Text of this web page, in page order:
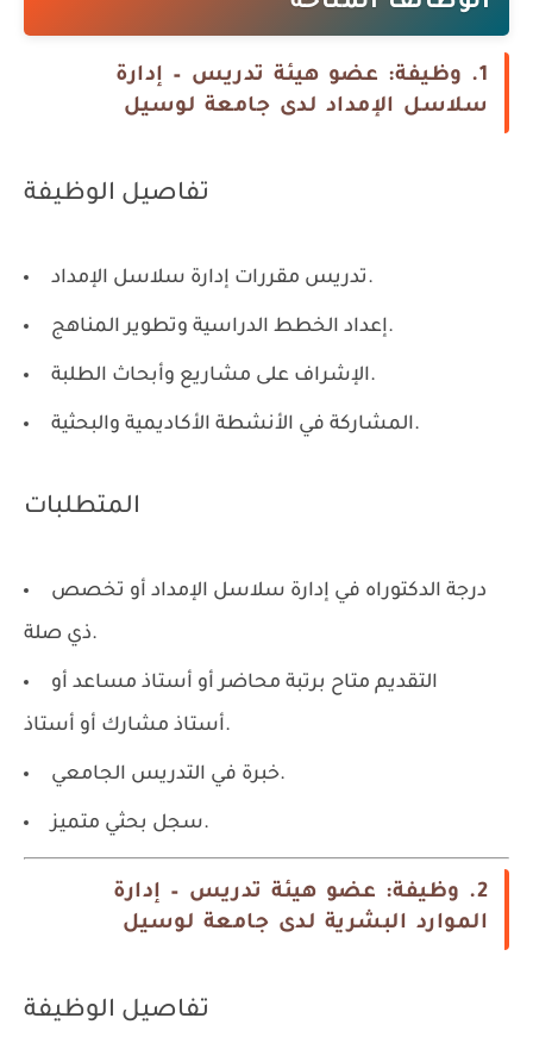
1. وظيفة: عضو هيئة تدريس – إدارة
سلاسل الإمداد لدى جامعة لوسيل
تفاصيل الوظيفة
تدريس مقررات إدارة سلاسل الإمداد.
إعداد الخطط الدراسية وتطوير المناهج.
الإشراف على مشاريع وأبحاث الطلبة.
المشاركة في الأنشطة الأكاديمية والبحثية.
المتطلبات
درجة الدكتوراه في إدارة سلاسل الإمداد أو تخصص
ذي صلة.
التقديم متاح برتبة محاضر أو أستاذ مساعد أو
أستاذ مشارك أو أستاذ.
خبرة في التدريس الجامعي.
سجل بحثي متميز.
2. وظيفة: عضو هيئة تدريس – إدارة
الموارد البشرية لدى جامعة لوسيل
تفاصيل الوظيفة